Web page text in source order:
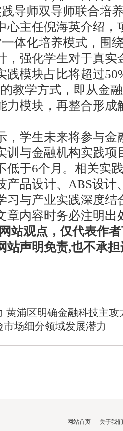
导师双导师联合培
主任倪海英介绍，
体化培养模式，围
，强化学生对于真实
践模块占比将超过
教学方式，即从金
力模块，再整合形成
学生未来将参与金
训与金融机构实践项
低于6个月。相关实
产品设计、ABS设计
习与产业实践深度结
章内容时务必注明
站观点，仅代表作
站声明免责,也不承
黄浦区明确金融科技主攻
场细分领域发展潜力
网站首页 关于我们